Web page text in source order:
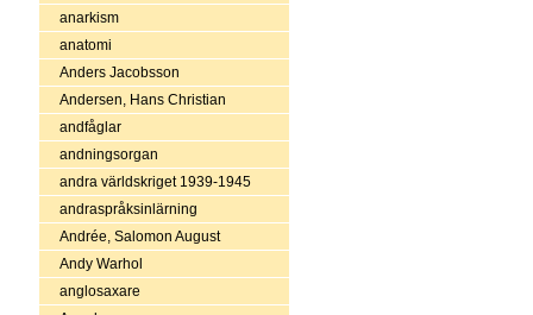
anarkism
anatomi
Anders Jacobsson
Andersen, Hans Christian
andfåglar
andningsorgan
andra världskriget 1939-1945
andraspråksinlärning
Andrée, Salomon August
Andy Warhol
anglosaxare